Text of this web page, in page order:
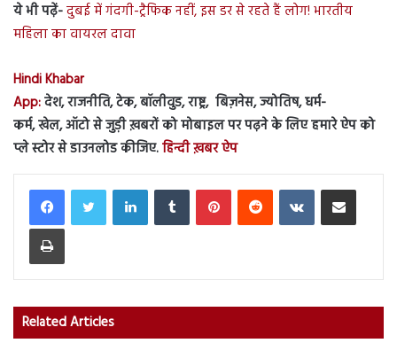
ये भी पढ़ें-दुबई में गंदगी-ट्रैफिक नहीं, इस डर से रहते हैं लोग! भारतीय
महिला का वायरल दावा
Hindi Khabar
App:देश, राजनीति, टेक, बॉलीवुड, राष्ट्र, बिज़नेस, ज्योतिष, धर्म-
कर्म, खेल, ऑटो से जुड़ी ख़बरों को मोबाइल पर पढ़ने के लिए हमारे ऐप को
प्ले स्टोर से डाउनलोड कीजिए.हिन्दी ख़बर ऐप
LinkedInTumblr PinterestReddit VKontakteShare via Email
Print
Related Articles